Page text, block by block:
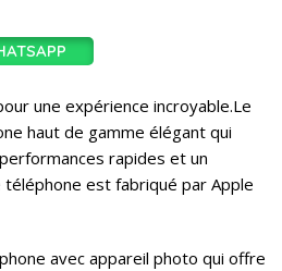
une expérience incroyable.Le
haut de gamme élégant qui
rapides et un
est fabriqué par Apple
avec appareil photo qui offre